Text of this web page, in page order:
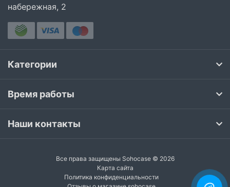
набережная, 2
Категории
Время работы
Наши контакты
Все права защищены Sohocase © 2026
Карта сайта
Политика конфиденциальности